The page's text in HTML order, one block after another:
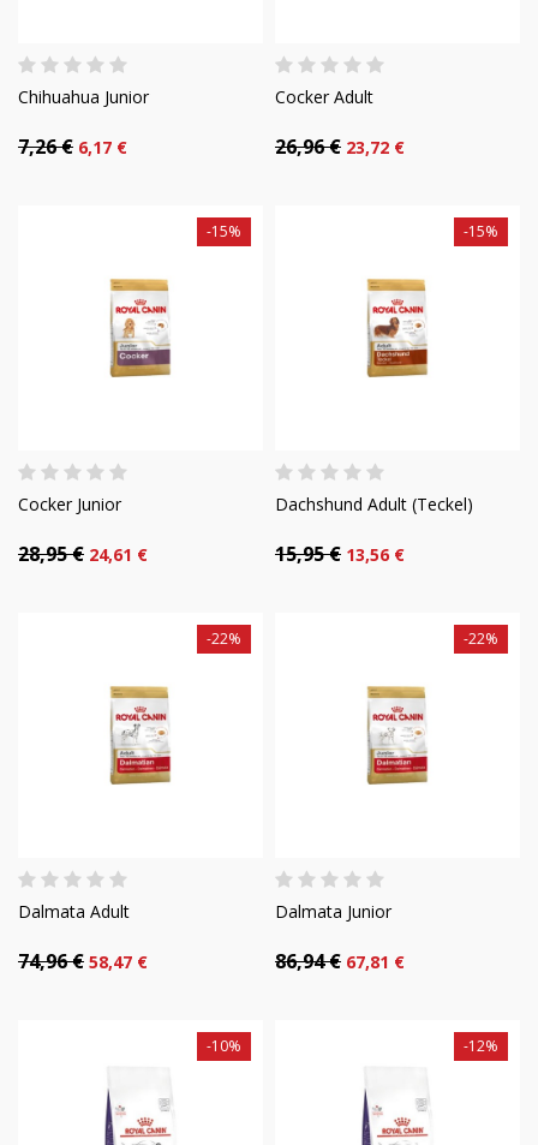
Chihuahua Junior
7,26 € 6,17 €
Cocker Adult
26,96 € 23,72 €
Cocker Junior
28,95 €
-15%
24,61 €
Dachshund Adult (Teckel)
15,95 €
-15%
13,56 €
Dalmata Adult
74,96 €
-22%
58,47 €
Dalmata Junior
86,94 €
-22%
67,81 €
-10% -12%